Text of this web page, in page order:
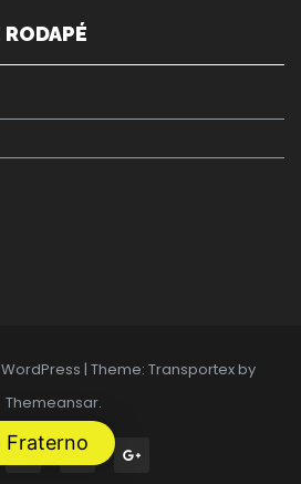
| Theme: Transportex by
Themeansar.
Fraterno